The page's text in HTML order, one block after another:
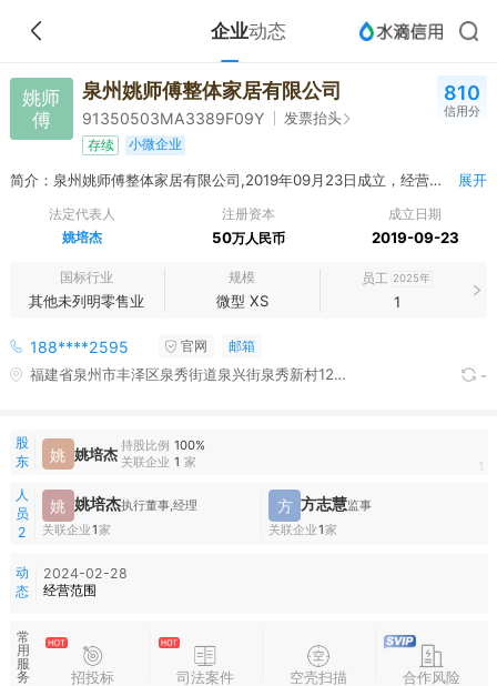
企业动态
姚师
傅
泉州姚师傅整体家居有限公司
91350503MA3389F09Y 发票抬头
存续 小微企业
810
信用分
简介：泉州姚师傅整体家居有限公司,2019年09月23日成立，经营范围包括一般项目：家居用品销售；家具安装和维修服务；家用电器销售；家用电器安装服务；家政服务；智能家庭消费设备销售；日用陶瓷制品销售；家用电器零配件销售；电子产品销售；日用品批发；日用品销售；卫生洁具销售；卫生陶瓷制品销售；家具零配件销售；家具销售；搪瓷制品销售；互联网销售（除销售需要许可的商品）；厨具卫具及日用杂品批发；厨具卫具及日用杂品零售；日用百货销售；日用玻璃制品销售；棕制品销售；日用木制品销售；茶具销售；日用陶瓷制品制造；灯具销售。（除依法须经批准的项目外，凭营业执照依法自主开展经营活动） 展开
法定代表人
姚培杰
注册资本
50万人民币
成立日期
2019-09-23
国标行业
其他未列明零售业
规模
微型 XS
员工 2025年
1
188****2595 官网 邮箱
福建省泉州市丰泽区泉秀街道泉兴街泉秀新村12栋203室 -
股
东
姚 姚培杰 持股比例 100%
关联企业 1 家 1
人
员
2
姚 姚培杰执行董事,经理
关联企业1家
方 方志慧监事
关联企业1家
动
态
2024-02-28
经营范围
常
用
服
务
招投标 司法案件 空壳扫描 合作风险